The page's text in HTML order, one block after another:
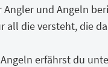
und Angeln
all die versteht, die
erfährst du